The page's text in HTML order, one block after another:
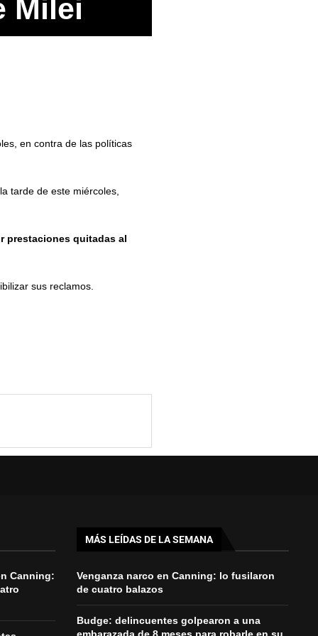
Milei
en contra de las políticas
tarde de este miércoles,
prestaciones quitadas al
sus reclamos.
Canning:
MÁS LEÍDAS DE LA SEMANA
Venganza narco en Canning: lo fusilaron
de cuatro balazos
Budge: delincuentes golpearon a una